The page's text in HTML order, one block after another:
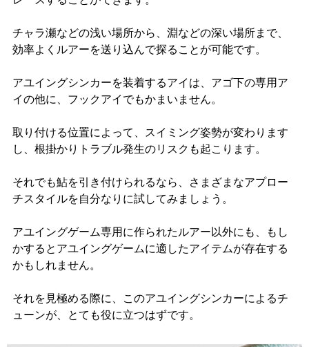
チャラ瀬などの浅い場所から、淵などの深い場所まで、
効率よくルアーを送り込んで探ることが可能です。
アユイングシンカーを装着するアイは、アゴ下の専用ア
イの他に、フックアイでもかまいません。
取り付ける位置によって、スイミング姿勢が変わります
し、根掛かりトラブル発生のリスクも起こります。
それでも鮎を引き付けられるなら、さまざまなアプロー
チスタイルを自分なりに試してみましょう。
アユイングゲーム専用に作られたルアー以外にも、もし
かするとアユイングゲームに適したアイテムが存在する
かもしれません。
それを見極める際に、このアユイングシンカーによるチ
ューンが、とても役に立つはずです。